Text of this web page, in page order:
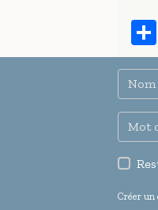
Créer un